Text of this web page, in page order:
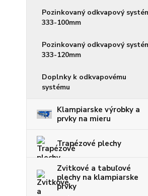
Pozinkovaný odkvapový
333-100mm
Pozinkovaný odkvapový
333-120mm
Doplnky k odkvapovému
systému
Klampiarske výrobky a
prvky na mieru
Trapézové plechy
Zvitkové a tabuľové
plechy na klampiarske
prvky